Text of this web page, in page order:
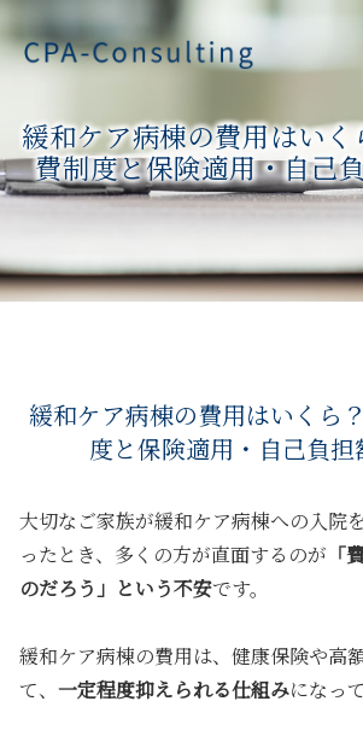
緩和ケア病棟の費用はい
費制度と保険適用・自己
緩和ケア病棟の費用はいくら
度と保険適用・自己負担
大切なご家族が緩和ケア病棟への入院
ったとき、多くの方が直面するのが 「
のだろう」という不安です。
緩和ケア病棟の費用は、健康保険や高
て、 一定程度抑えられる仕組みになっ